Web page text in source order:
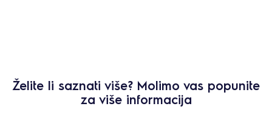
Želite li saznati više? Molimo vas popunite
za više informacija